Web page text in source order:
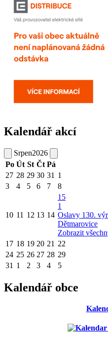
Kalendář akcí
Srpen2026
Po Út St Čt Pá
27 28 29 30 31 1
3
4 5 6 7 8
10 11 12 13 14
15
1
Oslavy 130.
Dětmarovice
Zobrazit
17 18 19 20 21 22
24 25 26 27 28 29
31 1 2 3 4 5
Kalendář obce